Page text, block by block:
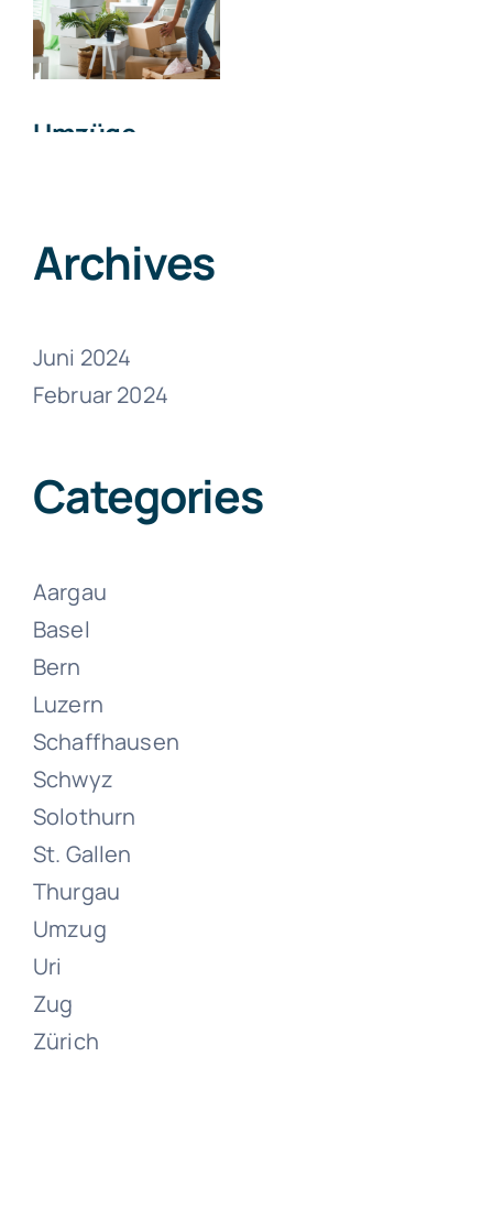
Umzüge
Zollikon
Umzüge
Zürich
Juni 13, 2024
Umzüge
Archives
Juni 2024
Februar 2024
Categories
Aargau
Basel
Bern
Luzern
Schaffhausen
Schwyz
Solothurn
St. Gallen
Thurgau
Umzug
Uri
Zug
Zürich